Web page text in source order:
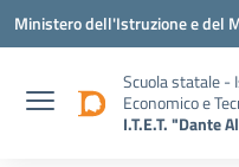
Vai ai contenuti
Vai al menu di navigazione
Vai al footer
Ministero dell'Istruzione e del
Scuola statale -
Economico e
I.T.E.T. "Dante